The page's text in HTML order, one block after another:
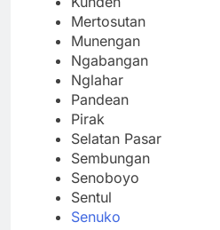
Mertosutan
Munengan
Ngabangan
Nglahar
Pandean
Pirak
Selatan Pasar
Sembungan
Senoboyo
Sentul
Senuko